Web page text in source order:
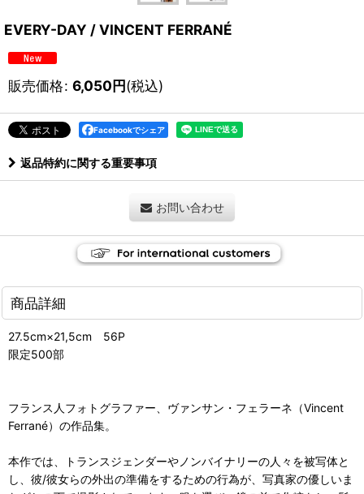
EVERY-DAY / VINCENT FERRANÉ
販売価格: 6,050円(税込)
Facebookでシェア
返品特約に関する重要事項
お問い合わせ
商品詳細
27.5cm×21,5cm 56P
限定500部
フランス人フォトグラファー、ヴァンサン・フェラーネ（Vincent
Ferrané）の作品集。
本作では、トランスジェンダーやノンバイナリーの人々を被写体と
し、彼/彼女らの外出の準備をするための行為が、写真家の優しいま